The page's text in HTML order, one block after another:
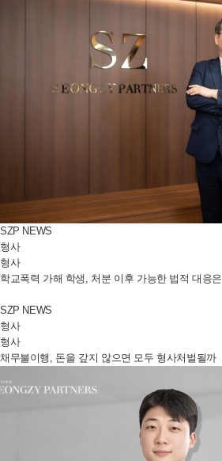
SZP NEWS
형사
형사
학교폭력 가해 학생, 처분 이후 가능한 법적 대응은
SZP NEWS
형사
형사
채무불이행, 돈을 갚지 않으면 모두 형사처벌될까